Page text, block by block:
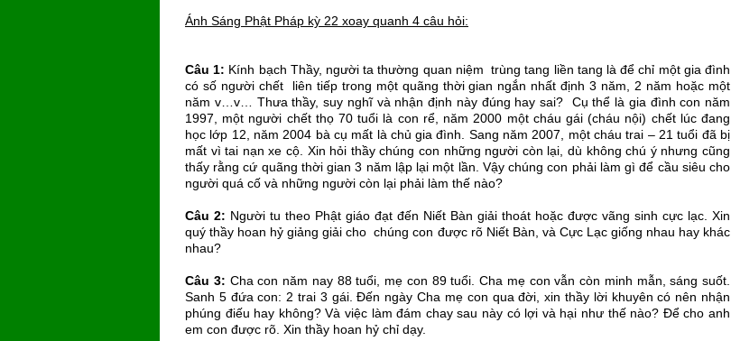
Ánh Sáng Phật Pháp kỳ 22 xoay quanh 4 câu hỏi:
Câu 1: Kính bạch Thầy, người ta thường quan niệm trùng tang liền tang là để chỉ một gia đình
có số người chết liên tiếp trong một quãng thời gian ngắn nhất định 3 năm, 2 năm hoặc một
năm v…v… Thưa thầy, suy nghĩ và nhận định này đúng hay sai? Cụ thể là gia đình con năm
1997, một người chết thọ 70 tuổi là con rể, năm 2000 một cháu gái (cháu nội) chết lúc đang
học lớp 12, năm 2004 bà cụ mất là chủ gia đình. Sang năm 2007, một cháu trai – 21 tuổi đã bị
mất vì tai nạn xe cộ. Xin hỏi thầy chúng con những người còn lại, dù không chú ý nhưng cũng
thấy rằng cứ quãng thời gian 3 năm lập lại một lần. Vậy chúng con phải làm gì để cầu siêu cho
người quá cố và những người còn lại phải làm thế nào?
Câu 2: Người tu theo Phật giáo đạt đến Niết Bàn giải thoát hoặc được vãng sinh cực lạc. Xin
quý thầy hoan hỷ giảng giải cho chúng con được rõ Niết Bàn, và Cực Lạc giống nhau hay khác
nhau?
Câu 3: Cha con năm nay 88 tuổi, mẹ con 89 tuổi. Cha mẹ con vẫn còn minh mẫn, sáng suốt.
Sanh 5 đứa con: 2 trai 3 gái. Đến ngày Cha mẹ con qua đời, xin thầy lời khuyên có nên nhận
phúng điếu hay không? Và việc làm đám chay sau này có lợi và hại như thế nào? Để cho anh
em con được rõ. Xin thầy hoan hỷ chỉ dạy.